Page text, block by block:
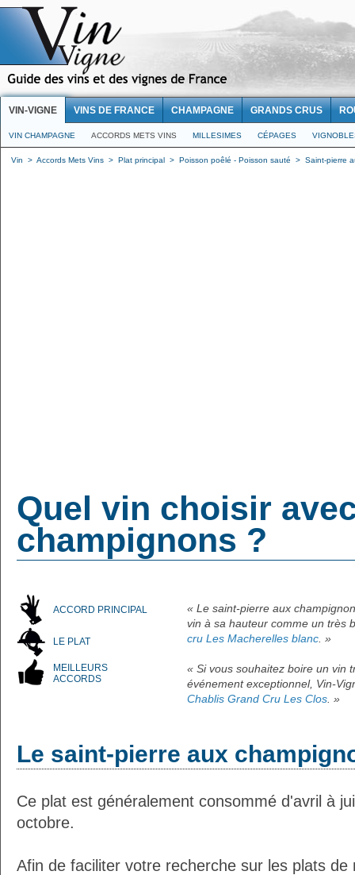
VIN-VIGNE VINS DE FRANCE CHAMPAGNE GRANDS CRUS
VIN CHAMPAGNE ACCORDS METS VINS MILLESIMES CÉPAGES
Vin > Accords Mets Vins > Plat principal > Poisson poêlé - Poisson sauté > Saint-pierre
Quel vin choisir
champignons ?
ACCORD PRINCIPAL
LE PLAT
MEILLEURS
ACCORDS
« Le saint-pierre aux
vin à sa hauteur comme un très
cru Les Macherelles blanc. »
« Si vous souhaitez boire un vin
événement exceptionnel, Vin-
Chablis Grand Cru Les Clos. »
Le saint-pierre aux
Ce plat est généralement consommé d'avril à
octobre.
Afin de faciliter votre recherche sur les plats